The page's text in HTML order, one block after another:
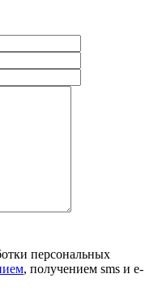
персональных
, получением sms и e-